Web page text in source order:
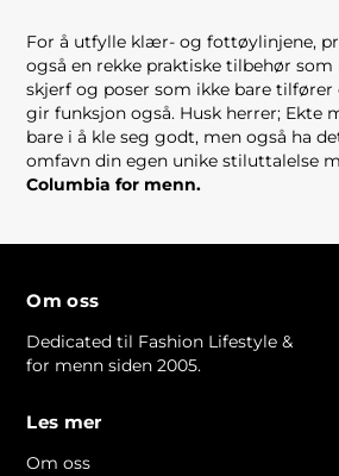
For å utfylle klær- og fottøylinjene,
også en rekke praktiske tilbehør som
skjerf og poser som ikke bare tilfører
gir funksjon også. Husk herrer; Ekte
bare i å kle seg godt, men også ha
omfavn din egen unike stiluttalelse
Columbia for menn.
Om oss
Dedicated til Fashion Lifestyle &
for menn siden 2005.
Les mer
Om oss